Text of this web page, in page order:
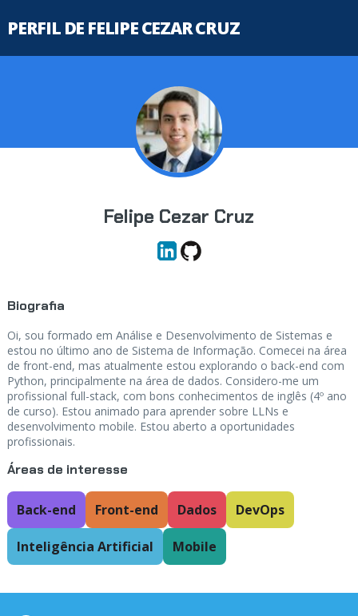
PERFIL DE FELIPE CEZAR CRUZ
Felipe Cezar Cruz
Biografia
Oi, sou formado em Análise e Desenvolvimento de Sistemas e
estou no último ano de Sistema de Informação. Comecei na área
de front-end, mas atualmente estou explorando o back-end com
Python, principalmente na área de dados. Considero-me um
profissional full-stack, com bons conhecimentos de inglês (4º ano
de curso). Estou animado para aprender sobre LLNs e
desenvolvimento mobile. Estou aberto a oportunidades
profissionais.
Áreas de interesse
Back-end Front-end Dados DevOps
Inteligência Artificial Mobile